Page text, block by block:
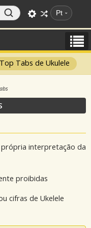
Pt
Top Tabs de Ukulele
interpretação da
proibidas
cifras de Ukelele